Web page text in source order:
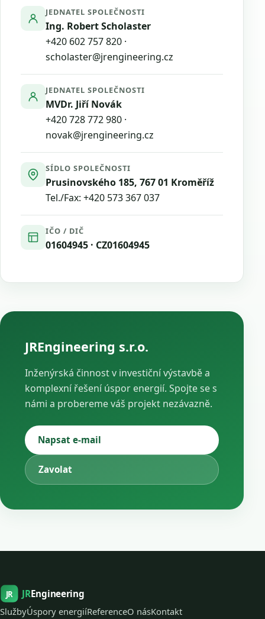
JEDNATEL SPOLEČNOSTI
Ing. Robert Scholaster
+420 602 757 820 ·
scholaster@jrengineering.cz
JEDNATEL SPOLEČNOSTI
MVDr. Jiří Novák
+420 728 772 980 ·
novak@jrengineering.cz
SÍDLO SPOLEČNOSTI
Prusinovského 185, 767 01 Kroměříž
Tel./Fax: +420 573 367 037
IČO / DIČ
01604945 · CZ01604945
JREngineering s.r.o.
Inženýrská činnost v investiční výstavbě a
komplexní řešení úspor energií. Spojte se s
námi a probereme váš projekt nezávazně.
Napsat e-mail
Zavolat
JR JREngineering
SlužbyÚspory energiíReferenceO násKontakt